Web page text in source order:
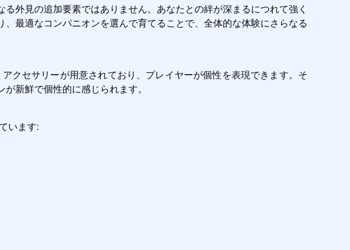
外見の追加要素ではありません。あなたとの絆が深まるにつれて強く
最適なコンパニオンを選んで育てることで、全体的な体験にさらなる
クセサリーが用意されており、プレイヤーが個性を表現できます。そ
新鮮で個性的に感じられます。
います: